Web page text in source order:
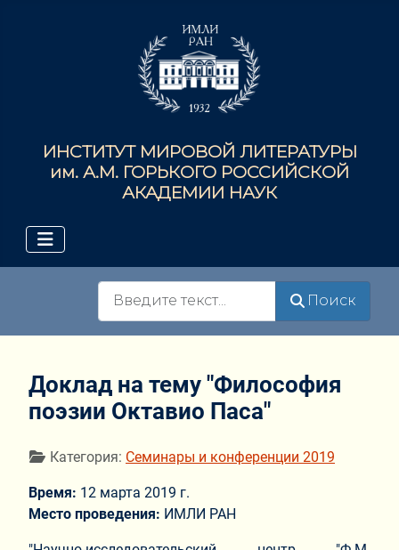
ИНСТИТУТ МИРОВОЙ ЛИТЕРАТУРЫ
им. А.М. ГОРЬКОГО РОССИЙСКОЙ
АКАДЕМИИ НАУК
Поиск
Доклад на тему "Философия
поэзии Октавио Паса"
Информация о материале
Категория: Семинары и конференции 2019
Время: 12 марта 2019 г.
Место проведения: ИМЛИ РАН